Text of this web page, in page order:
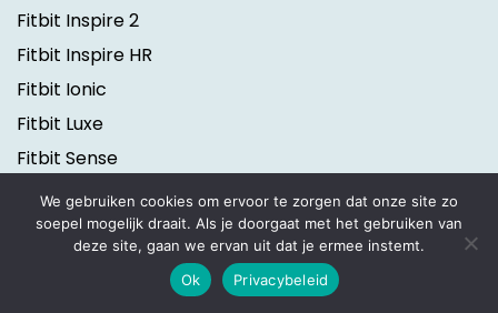
Fitbit Inspire 2
Fitbit Inspire HR
Fitbit Ionic
Fitbit Luxe
Fitbit Sense
Fitbit Versa 2
Fitbit Versa 3
We gebruiken cookies om ervoor te zorgen dat onze site zo
soepel mogelijk draait. Als je doorgaat met het gebruiken van
deze site, gaan we ervan uit dat je ermee instemt.
Ok
Privacybeleid